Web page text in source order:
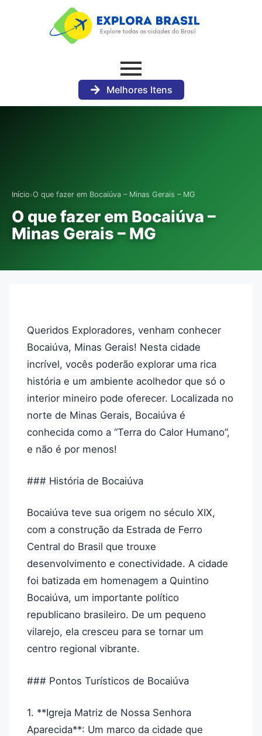
Melhores Itens
Início›O que fazer em Bocaiúva – Minas Gerais – MG
O que fazer em Bocaiúva –
Minas Gerais – MG
Queridos Exploradores, venham conhecer
Bocaiúva, Minas Gerais! Nesta cidade
incrível, vocês poderão explorar uma rica
história e um ambiente acolhedor que só o
interior mineiro pode oferecer. Localizada no
norte de Minas Gerais, Bocaiúva é
conhecida como a “Terra do Calor Humano”,
e não é por menos!
### História de Bocaiúva
Bocaiúva teve sua origem no século XIX,
com a construção da Estrada de Ferro
Central do Brasil que trouxe
desenvolvimento e conectividade. A cidade
foi batizada em homenagem a Quintino
Bocaiúva, um importante político
republicano brasileiro. De um pequeno
vilarejo, ela cresceu para se tornar um
centro regional vibrante.
### Pontos Turísticos de Bocaiúva
1. **Igreja Matriz de Nossa Senhora
Aparecida**: Um marco da cidade que